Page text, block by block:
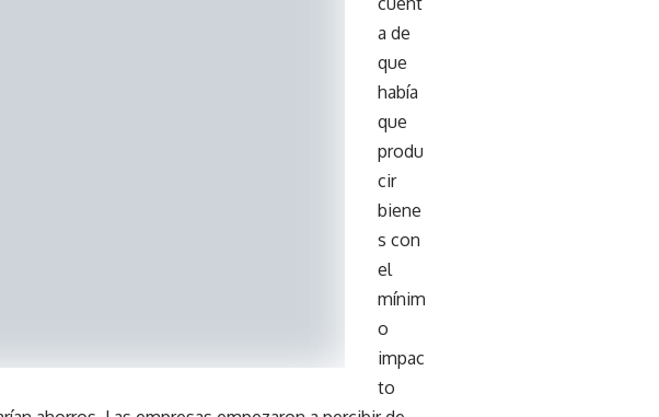
a de
que
había
que
produ
cir
biene
s con
el
mínim
o
impac
to